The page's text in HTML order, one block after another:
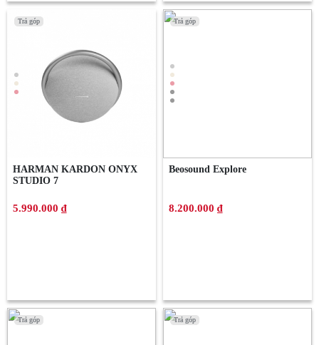
Trả góp
Trả góp
HARMAN KARDON ONYX
STUDIO 7
5.990.000 ₫
Trả góp
Trả góp
Beosound Explore
8.200.000 ₫
Trả góp
Trả góp Trả góp
Trả góp